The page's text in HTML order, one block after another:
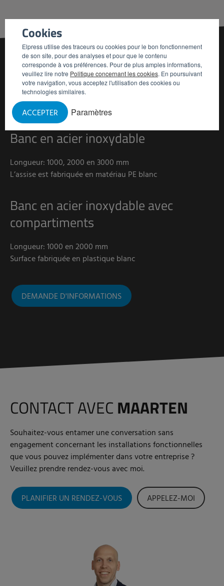
Cookies
Elpress utilise des traceurs ou cookies pour le bon fonctionnement
de son site, pour des analyses et pour que le contenu
corresponde à vos préférences. Pour de plus amples informations,
veuillez lire notre Politique concernant les cookies. En poursuivant
votre navigation, vous acceptez l'utilisation des cookies ou
technologies similaires.
Paramètres
ACCEPTER
NOSVERSIONS
Banc en acier inoxydable
Longueur: 1000, 2000 en 3000 mm
L’assise est fabriquée en matériau PE blanc
Banc en acier inoxydable avec
compartiments
Longueur: 1000 en 2000 mm
Surface fabriquée en plastique blanc
DEMANDE D'INFORMATIONS
CONTACT AVEC MAARTEN
Souhaitez-vous entamer une conversation sans
engagement concernant les installations fonctionnelles
que vous pouvez implémenter dans votre entreprise ?
Veuillez prendre rendez-vous avec moi.
PLANIFIER UN RENDEZ-VOUS APPELEZ-MOI